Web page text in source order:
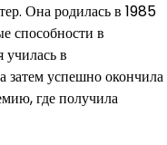
Она родилась в 1985
способности в
училась в
затем успешно окончила
где получила